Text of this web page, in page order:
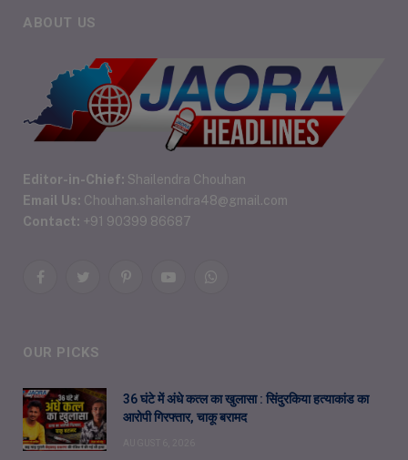
ABOUT US
Editor-in-Chief: Shailendra Chouhan
Email Us: Chouhan.shailendra48@gmail.com
Contact: +91 90399 86687
FacebookTwitterPinterestYouTubeWhatsApp
OUR PICKS
36 घंटे में अंधे कत्ल का खुलासा : सिंदुरकिया हत्याकांड का
आरोपी गिरफ्तार, चाकू बरामद